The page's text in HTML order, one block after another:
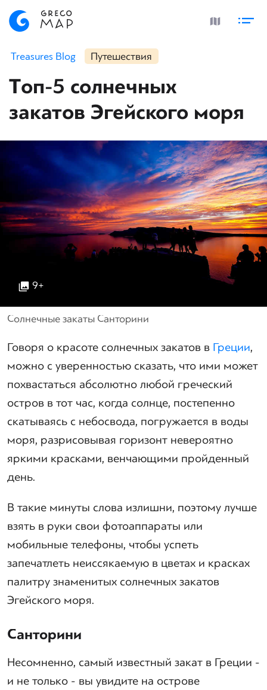
Treasures Blog Путешествия
Топ-5 солнечных
закатов Эгейского моря
9+
Солнечные закаты Санторини
Говоря о красоте солнечных закатов в Греции,
можно с уверенностью сказать, что ими может
похвастаться абсолютно любой греческий
остров в тот час, когда солнце, постепенно
скатываясь с небосвода, погружается в воды
моря, разрисовывая горизонт невероятно
яркими красками, венчающими пройденный
день.
В такие минуты слова излишни, поэтому лучше
взять в руки свои фотоаппараты или
мобильные телефоны, чтобы успеть
запечатлеть неиссякаемую в цветах и красках
палитру знаменитых солнечных закатов
Эгейского моря.
Санторини
Несомненно, самый известный закат в Греции -
и не только - вы увидите на острове